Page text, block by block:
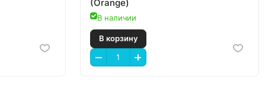
(Orange)
В наличии